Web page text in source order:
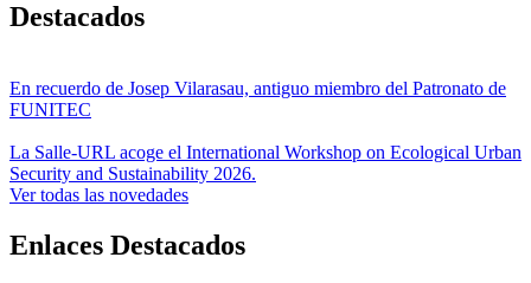
Destacados
En recuerdo de Josep Vilarasau, antiguo miembro del Patronato de
FUNITEC
La Salle-URL acoge el International Workshop on Ecological Urban
Security and Sustainability 2026.
Ver todas las novedades
Enlaces Destacados